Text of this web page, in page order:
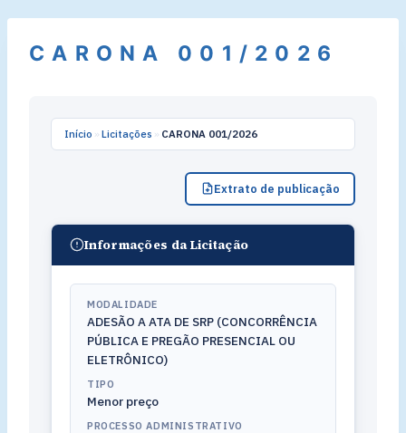
CARONA 001/2026
Início » Licitações » CARONA 001/2026
Extrato de publicação
Informações da Licitação
MODALIDADE
ADESÃO A ATA DE SRP (CONCORRÊNCIA
PÚBLICA E PREGÃO PRESENCIAL OU
ELETRÔNICO)
TIPO
Menor preço
PROCESSO ADMINISTRATIVO